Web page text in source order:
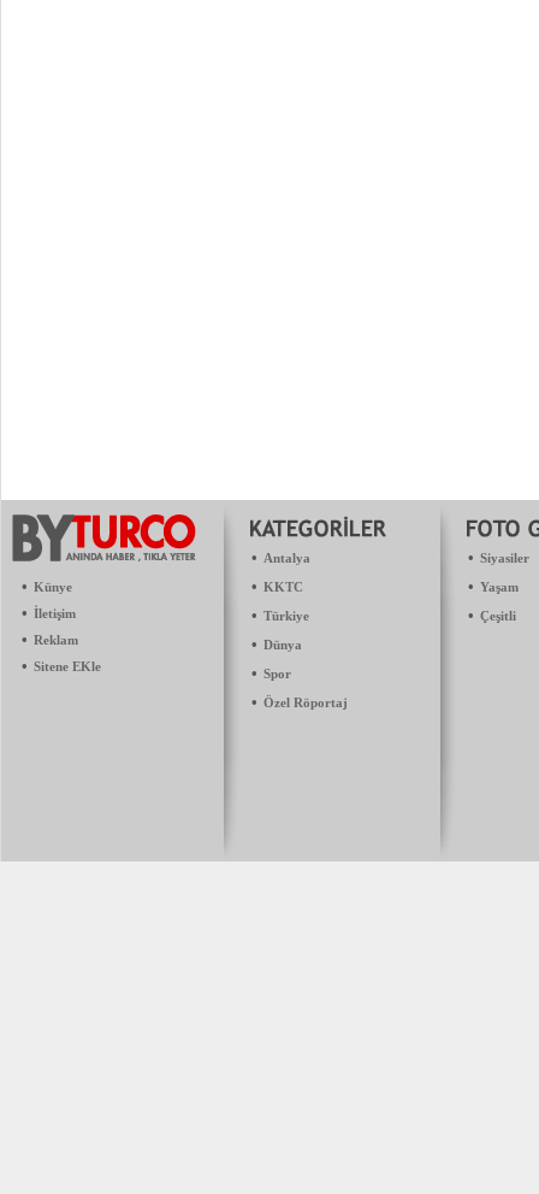
• Künye
• İletişim
• Reklam
• Sitene EKle
• Antalya
• KKTC
• Türkiye
• Dünya
• Spor
• Özel Röportaj
• Siyasiler
• Yaşam
• Çeşitli